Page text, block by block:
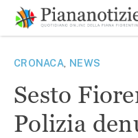
contenuto
SEARCH
CRONACA, NEWS
Sesto
Polizia